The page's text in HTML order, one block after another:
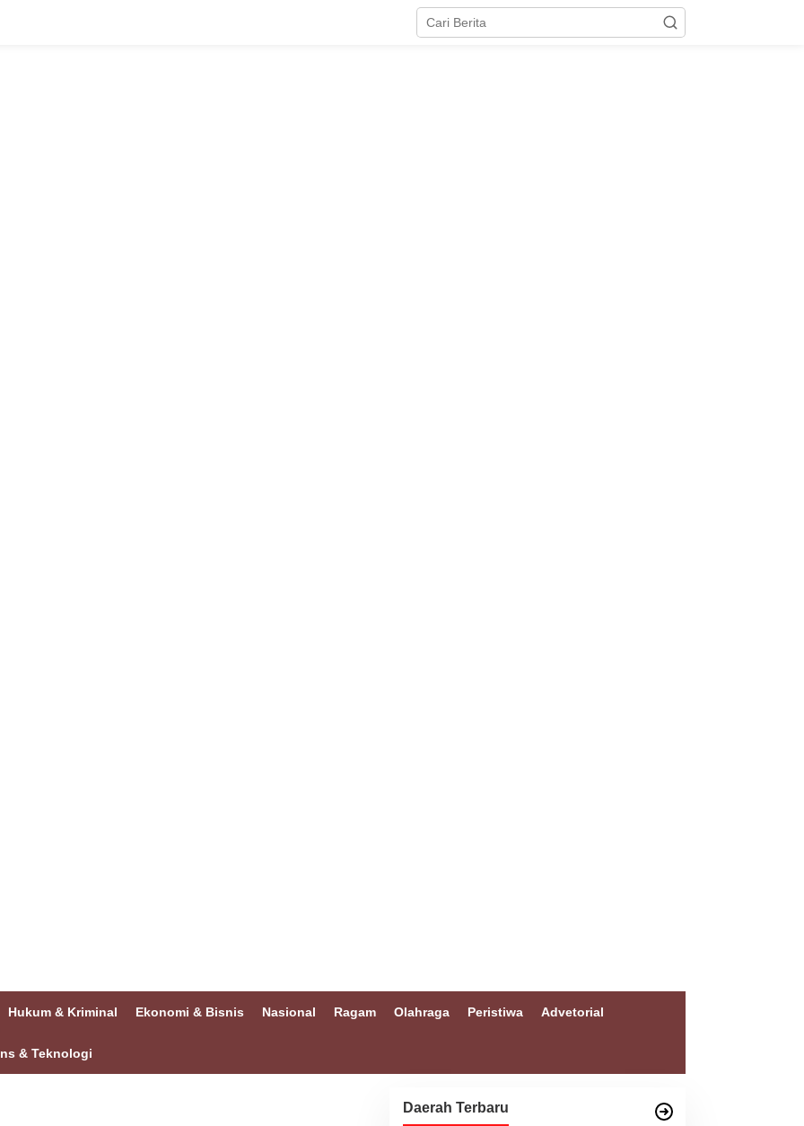
Hukum & Kriminal Ekonomi & Bisnis Nasional Ragam Olahraga Peristiwa Advetorial
& Teknologi
Daerah Terbaru